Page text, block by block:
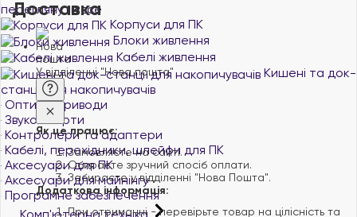
переглянути все
Корпуси для ПК
Блоки живлення
Кабелі живлення
Кишені та док-
станції для накопичувачів
Оптичні приводи
Звукові карти
Контролери та адаптери
Кабелі, перехідники, шлейфи для ПК
Аксесуари для ПК
Аксесуари для майнінгу
Програмне забезпечення
Комп'ютерна техніка
Доставка
У відділенні "Нова пошта"
Як це працює:
Замовляєте на сайті.
Обираєте зручний спосіб оплати.
Забираєте у відділенні "Нова Пошта".
Додаткова інформація:
При отриманні - перевірьте товар на цілісність та